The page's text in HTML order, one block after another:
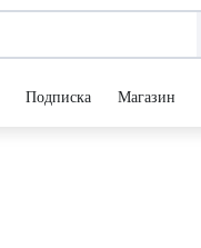
Подписка Магазин